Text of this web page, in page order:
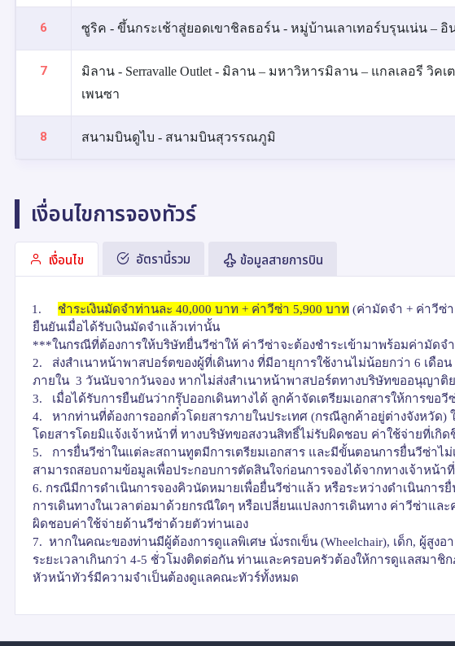
6 ซูริค - ขึ้นกระเช้าสู่ยอดเขาชิลธอร์น - หมู่บ้านเลาเทอร์บรุนเน่น – อิ
7
มิลาน - Serravalle Outlet - มิลาน – มหาวิหารมิลาน – แกลเลอรี วิค
เพนซา
8 สนามบินดูไบ - สนามบินสุวรรณภูมิ
เงื่อนไขการจองทัวร์
เงื่อนไข อัตรานี้รวม ข้อมูลสายการบิน
1. ชำระเงินมัดจำท่านละ 40,000 บาท + ค่าวีซ่า 5,900 บาท (ค่ามัดจำ + ค่าวีซ่
ยืนยันเมื่อได้รับเงินมัดจำแล้วเท่านั้น
***ในกรณีที่ต้องการให้บริษัทยื่นวีซ่าให้ ค่าวีซ่าจะต้องชำระเข้ามาพร้อมค่ามัดจ
2. ส่งสำเนาหน้าพาสปอร์ตของผู้ที่เดินทาง ที่มีอายุการใช้งานไม่น้อยกว่า 6 เดือ
ภายใน 3 วันนับจากวันจอง หากไม่ส่งสำเนาหน้าพาสปอร์ตทางบริษัทขออนุญาติ
3. เมื่อได้รับการยืนยันว่ากรุ๊ปออกเดินทางได้ ลูกค้าจัดเตรียมเอกสารให้การขอ
4. หากท่านที่ต้องการออกตั๋วโดยสารภายในประเทศ (กรณีลูกค้าอยู่ต่างจังหวัด
โดยสารโดยมิแจ้งเจ้าหน้าที่ ทางบริษัทขอสงวนสิทธิ์ไม่รับผิดชอบ ค่าใช้จ่ายที่เกิด
5. การยื่นวีซ่าในแต่ละสถานทูตมีการเตรียมเอกสาร และมีขั้นตอนการยื่นวีซ่า
สามารถสอบถามข้อมูลเพื่อประกอบการตัดสินใจก่อนการจองได้จากทางเจ้าหน้าที่
6. กรณีมีการดำเนินการจองคิวนัดหมายเพื่อยื่นวีซ่าแล้ว หรือระหว่างดำเนินกา
การเดินทางในเวลาต่อมาด้วยกรณีใดๆ หรือเปลี่ยนแปลงการเดินทาง ค่าวีซ่าแล
ผิดชอบค่าใช้จ่ายด้านวีซ่าด้วยตัวท่านเอง
7. หากในคณะของท่านมีผู้ต้องการดูแลพิเศษ นั่งรถเข็น (Wheelchair), เด็ก, ผู้สูงอ
ระยะเวลาเกินกว่า 4-5 ชั่วโมงติดต่อกัน ท่านและครอบครัวต้องให้การดูแลสมาชิ
หัวหน้าทัวร์มีความจำเป็นต้องดูแลคณะทัวร์ทั้งหมด